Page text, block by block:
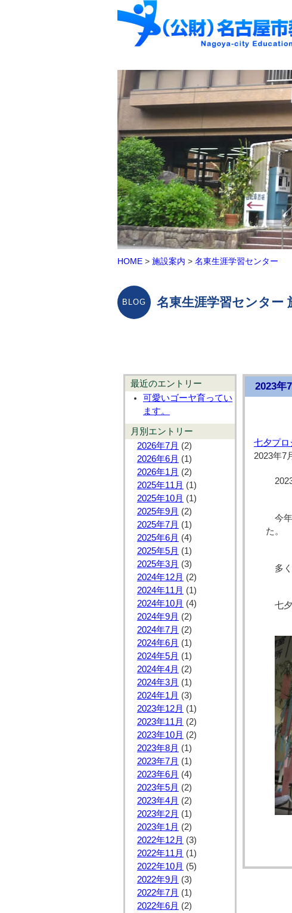
HOME > 施設案内 > 名東生涯学習センター
名東生涯学習センター
最近のエントリー
可愛いゴーヤ育ってい
ます。
月別エントリー
2026年7月 (2)
2026年6月 (1)
2026年1月 (2)
2025年11月 (1)
2025年10月 (1)
2025年9月 (2)
2025年7月 (1)
2025年6月 (4)
2025年5月 (1)
2025年3月 (3)
2024年12月 (2)
2024年11月 (1)
2024年10月 (4)
2024年9月 (2)
2024年7月 (2)
2024年6月 (1)
2024年5月 (1)
2024年4月 (2)
2024年3月 (1)
2024年1月 (3)
2023年12月 (1)
2023年11月 (2)
2023年10月 (2)
2023年8月 (1)
2023年7月 (1)
2023年6月 (4)
2023年5月 (2)
2023年4月 (2)
2023年2月 (1)
2023年1月 (2)
2022年12月 (3)
2022年11月 (1)
2022年10月 (5)
2022年9月 (3)
2022年7月 (1)
2022年6月 (2)
2023年
七夕プ
2023年7
今
た。
多
七